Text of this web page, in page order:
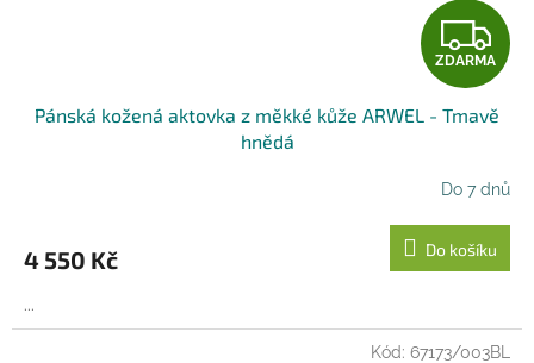
Z
D
A
R
M
A
ZDARMA
Pánská kožená aktovka z měkké kůže ARWEL - Tmavě
hnědá
Do 7 dnů
4 550 Kč Do košíku
...
Kód: 67173/003BL